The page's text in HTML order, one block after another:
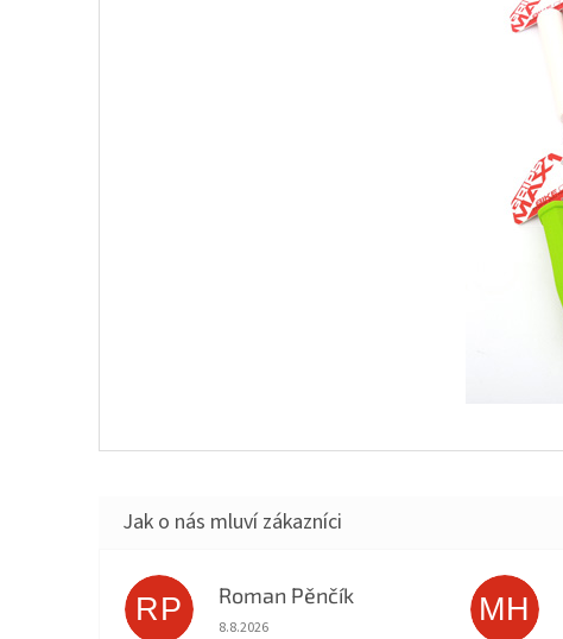
RP Roman Pěnčík
Hodnocení obchodu je 5 z 5 hvězdiček.
8.8.2026
MH